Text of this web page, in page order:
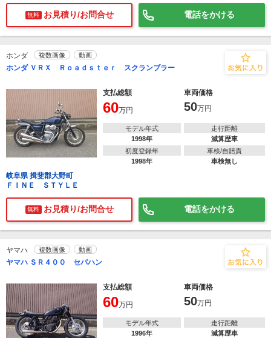
無料 お見積り/お問合せ 電話をかける
ホンダ 複数画像 動画
ホンダ ＶＲＸ Ｒｏａｄｓｔｅｒ スクランブラー
支払総額 車両価格
60万円 50万円
モデル年式
1998年
走行距離
減算歴車
初度登録年
1998年
車検/自賠責
車検無し
岐阜県 揖斐郡大野町
ＦＩＮＥ ＳＴＹＬＥ
無料 お見積り/お問合せ 電話をかける
ヤマハ 複数画像 動画
ヤマハ ＳＲ４００ セパハン
支払総額 車両価格
60万円 50万円
モデル年式
1996年
走行距離
減算歴車